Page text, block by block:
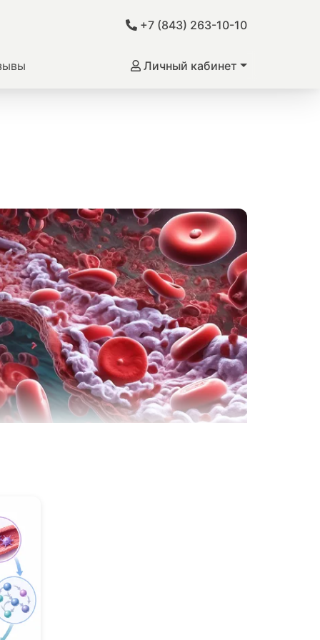
+7 (843) 263-10-10
Личный кабинет